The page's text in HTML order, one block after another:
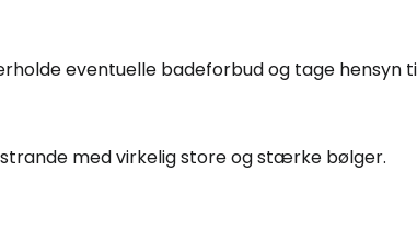
eventuelle badeforbud og tage hensyn
med virkelig store og stærke bølger.